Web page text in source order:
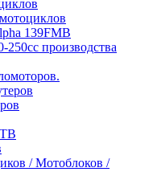
139FMB
250сс производства
/ Мотоблоков /